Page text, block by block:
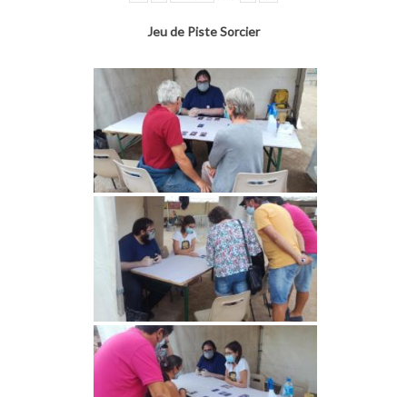
Jeu de Piste Sorcier